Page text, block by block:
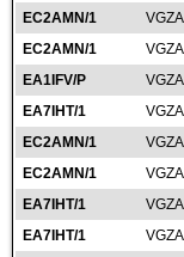
EC2AMN/1
EC2AMN/1
EA1IFV/P
EA7IHT/1
EC2AMN/1
EC2AMN/1
EA7IHT/1
EA7IHT/1